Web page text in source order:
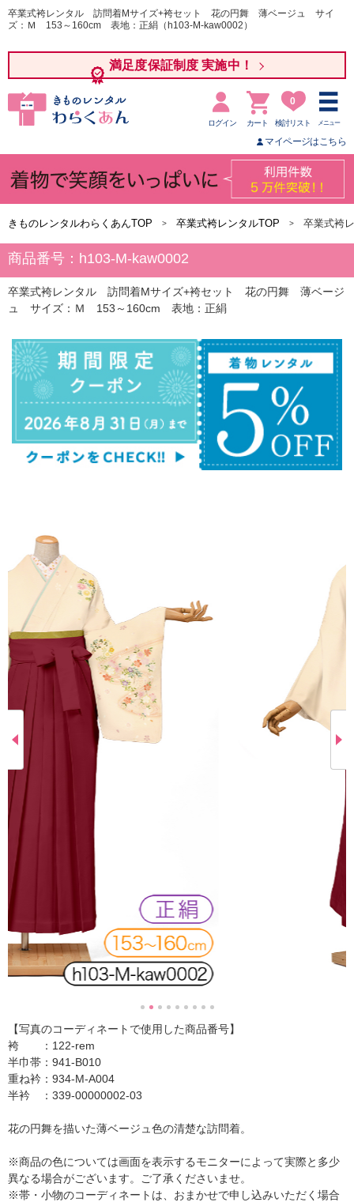
卒業式袴レンタル 訪問着Mサイズ+袴セット 花の円舞 薄ベージュ サイ
ズ：Ｍ 153～160cm 表地：正絹（h103-M-kaw0002）
満足度保証制度 実施中！
ログイン カート
0
検討リスト メニュー
マイページはこちら
きものレンタルわらくあんTOP 卒業式袴レンタルTOP 卒業式袴
商品番号：h103-M-kaw0002
卒業式袴レンタル 訪問着Mサイズ+袴セット 花の円舞 薄ベージ
ュ サイズ：Ｍ 153～160cm 表地：正絹
【写真のコーディネートで使用した商品番号】
袴 ：122-rem
半巾帯：941-B010
重ね衿：934-M-A004
半衿 ：339-00000002-03
花の円舞を描いた薄ベージュ色の清楚な訪問着。
※商品の色については画面を表示するモニターによって実際と多少
異なる場合がございます。ご了承くださいませ。
※帯・小物のコーディネートは、おまかせで申し込みいただく場合